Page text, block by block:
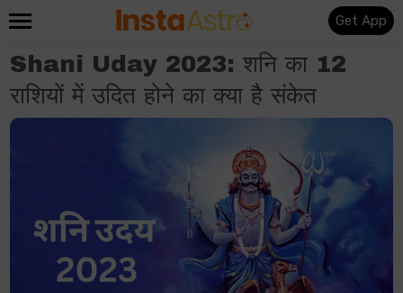
Get App
Shani Uday 2023: शनि का 12
राशियों में उदित होने का क्या है संकेत